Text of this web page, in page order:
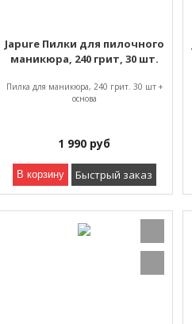
Japure Пилки для пилочного
маникюра, 240 грит, 30 шт.
Пилка для маникюра, 240 грит. 30 шт +
основа
1 990 руб
В корзину Быстрый заказ